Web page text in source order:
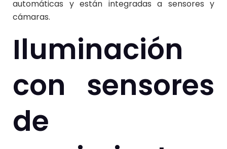
automáticas y están integradas a sensores y
cámaras.
Iluminación
con sensores
de